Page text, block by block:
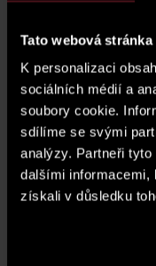
Tato webová
K personalizaci
sociálních médií a
soubory cookie.
sdílíme se svými
analýzy. Partneři
dalšími informacemi,
získali v důsledku
parking space
price of a parking
* The price of the
space.